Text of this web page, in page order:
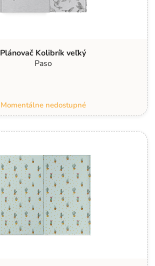
Plánovač Kolibrík veľký
Paso
Momentálne nedostupné